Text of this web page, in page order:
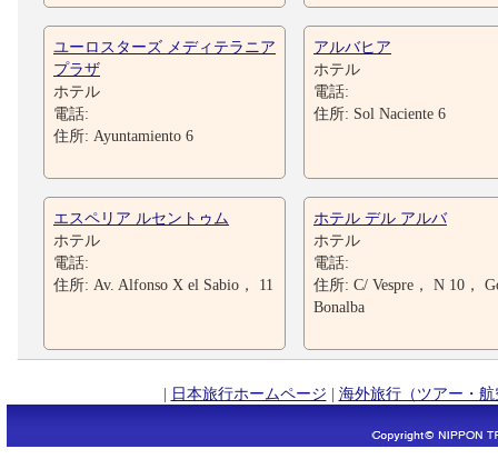
ユーロスターズ メディテラニア
プラザ
ホテル
電話:
住所: Ayuntamiento 6
アルバヒア
ホテル
電話:
住所: Sol Naciente 6
エスペリア ルセントゥム
ホテル
電話:
住所: Av. Alfonso X el Sabio， 11
ホテル デル アルバ
ホテル
電話:
住所: C/ Vespre， N 10，
Bonalba
| 日本旅行ホームページ | 海外旅行（ツアー・航